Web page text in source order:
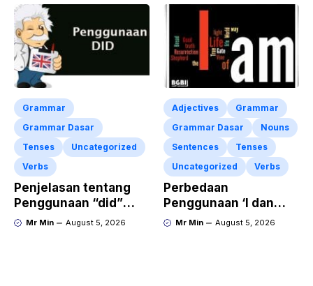
Contoh Dialog dan
Latihan Soal
Grammar
Grammar Dasar
Tenses
Uncategorized
Verbs
Penjelasan tentang
Penggunaan “did”
dalam Kalimat Simple
Mr Min August 5, 2026
Adjectives
Grammar
Grammar Dasar
Nouns
Sentences
Tenses
Uncategorized
Verbs
Perbedaan
Penggunaan ‘I dan
Iam’ dalam Kalimat
Mr Min August 5, 2026